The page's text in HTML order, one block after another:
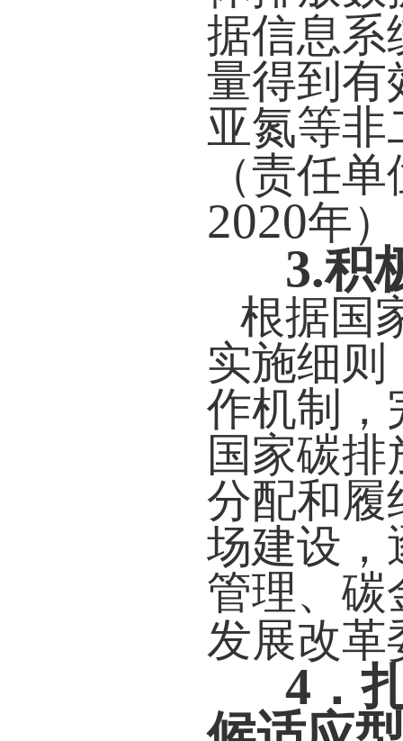
据信息系
量得到有
亚氮等非
（责任
2020年）
3.积
根据国
实施细则
作机制，
国家碳
分配和履
场建设，
管理、碳
发展改革
4 ．